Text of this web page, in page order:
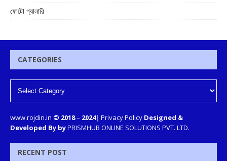
ফোটো গ্যালারি
CATEGORIES
www.rojdin.in © 2018– 2024| Privacy Policy Designed &
Developed By byPRISMHUB ONLINE SOLUTIONS PVT. LTD.
RECENT POST